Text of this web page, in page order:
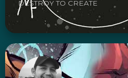
DESTROY TO CREATE